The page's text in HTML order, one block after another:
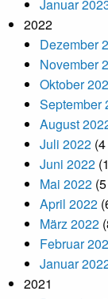
Januar
2022
Dezember
November
Oktober
September
August
Juli 2022
Juni 2022
Mai 2022
April 2022
März 2022
Februar
Januar
2021